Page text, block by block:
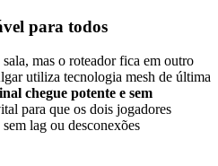
para todos
mas o roteador fica em outro
utiliza tecnologia mesh de última
chegue potente e sem
para que os dois jogadores
lag ou desconexões